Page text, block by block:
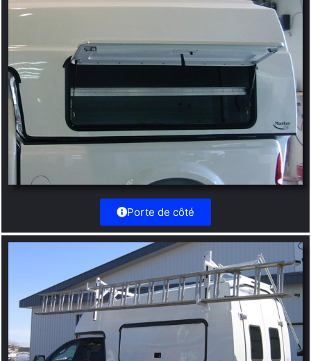
Porte de côté